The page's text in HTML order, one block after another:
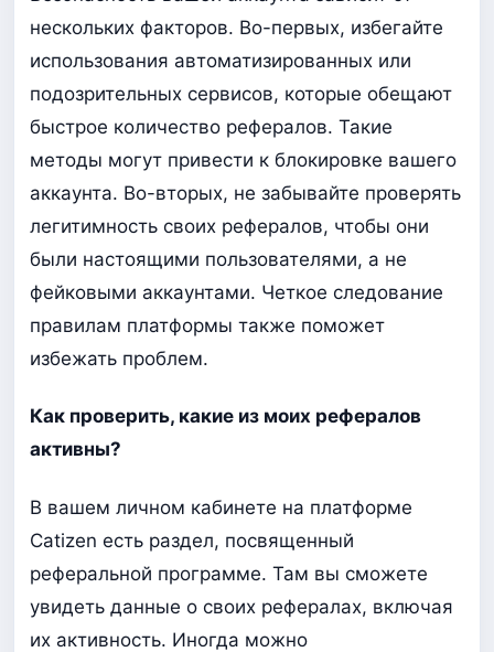
нескольких факторов. Во-первых, избегайте
использования автоматизированных или
подозрительных сервисов, которые обещают
быстрое количество рефералов. Такие
методы могут привести к блокировке вашего
аккаунта. Во-вторых, не забывайте проверять
легитимность своих рефералов, чтобы они
были настоящими пользователями, а не
фейковыми аккаунтами. Четкое следование
правилам платформы также поможет
избежать проблем.
Как проверить, какие из моих рефералов
активны?
В вашем личном кабинете на платформе
Catizen есть раздел, посвященный
реферальной программе. Там вы сможете
увидеть данные о своих рефералах, включая
их активность. Иногда можно